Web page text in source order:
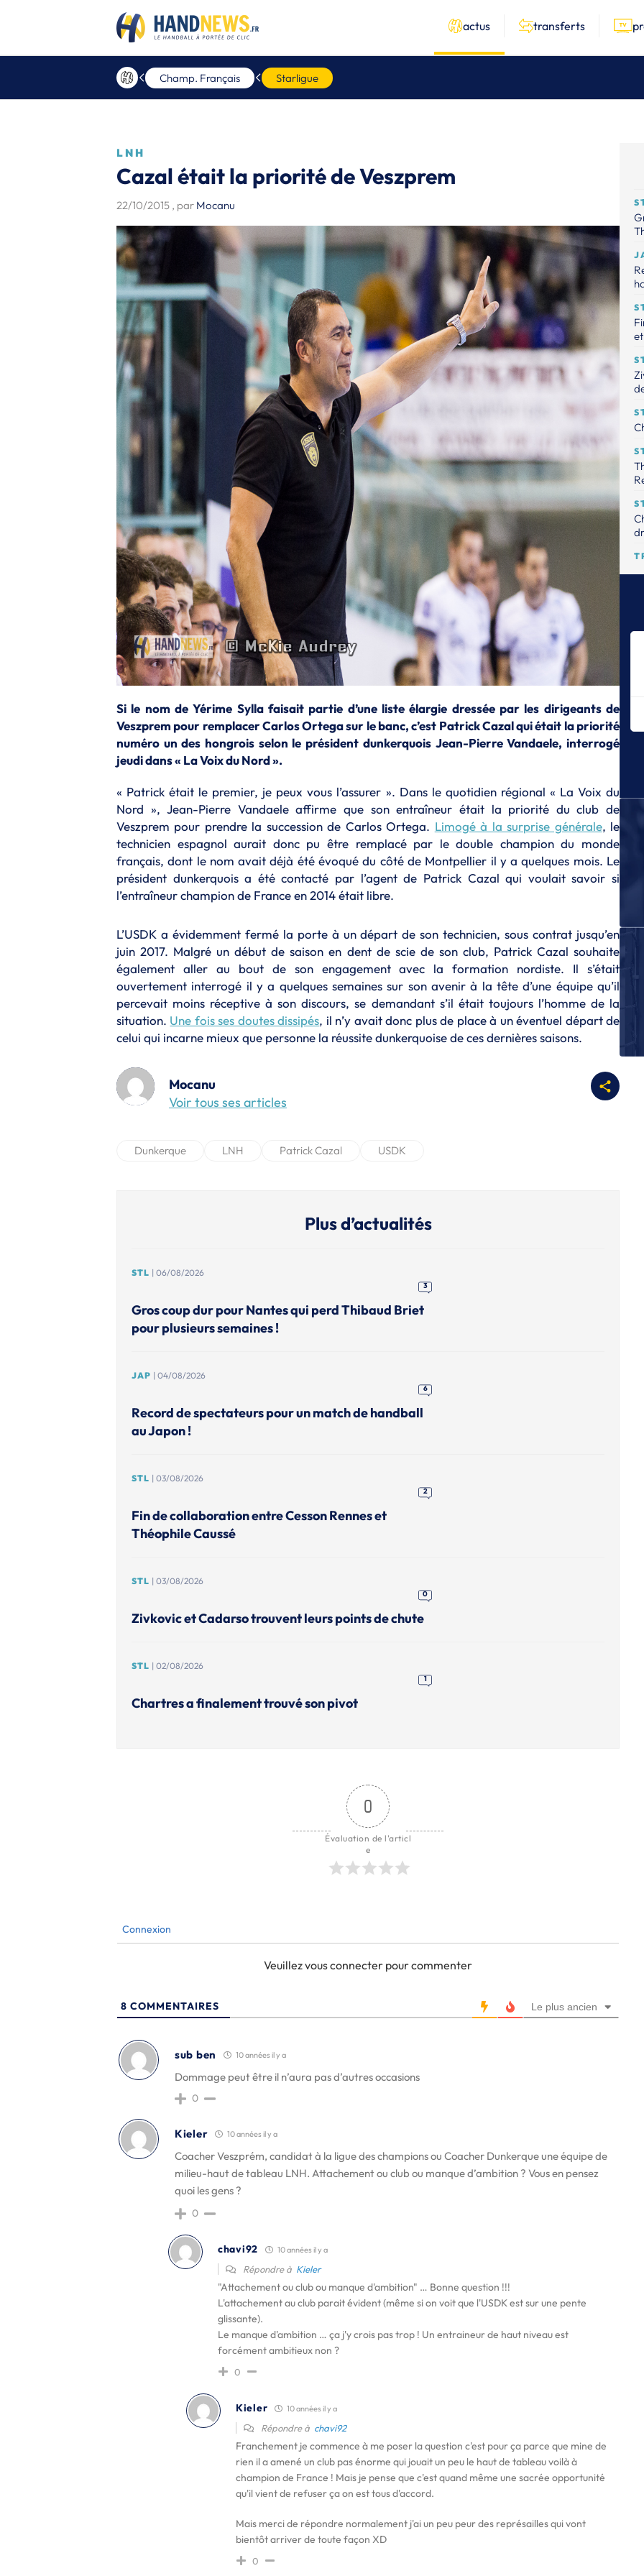
actus transferts
Champ. Français Starligue
LNH
Cazal était la priorité de Veszprem
22/10/2015 , par Mocanu
Si le nom de Yérime Sylla faisait partie d’une liste élargie dressée par les dirigeants de
Veszprem pour remplacer Carlos Ortega sur le banc, c’est Patrick Cazal qui était la priorité
numéro un des hongrois selon le président dunkerquois Jean-Pierre Vandaele, interrogé
jeudi dans « La Voix du Nord ».
« Patrick était le premier, je peux vous l’assurer ». Dans le quotidien régional « La Voix du
Nord », Jean-Pierre Vandaele affirme que son entraîneur était la priorité du club de
Veszprem pour prendre la succession de Carlos Ortega. Limogé à la surprise générale, le
technicien espagnol aurait donc pu être remplacé par le double champion du monde
français, dont le nom avait déjà été évoqué du côté de Montpellier il y a quelques mois. Le
président dunkerquois a été contacté par l’agent de Patrick Cazal qui voulait savoir si
l’entraîneur champion de France en 2014 était libre.
L’USDK a évidemment fermé la porte à un départ de son technicien, sous contrat jusqu’en
juin 2017. Malgré un début de saison en dent de scie de son club, Patrick Cazal souhaite
également aller au bout de son engagement avec la formation nordiste. Il s’était
ouvertement interrogé il y a quelques semaines sur son avenir à la tête d’une équipe qu’il
percevait moins réceptive à son discours, se demandant s’il était toujours l’homme de la
situation. Une fois ses doutes dissipés, il n’y avait donc plus de place à un éventuel départ de
celui qui incarne mieux que personne la réussite dunkerquoise de ces dernières saisons.
Mocanu
Voir tous ses articles
Dunkerque LNH Patrick Cazal USDK
Plus d’actualités
STL | 06/08/2026
3
Gros coup dur pour Nantes qui perd Thibaud Briet
pour plusieurs semaines !
JAP | 04/08/2026
6
Record de spectateurs pour un match de handball
au Japon !
STL | 03/08/2026
2
Fin de collaboration entre Cesson Rennes et
Théophile Caussé
STL | 03/08/2026
0
Zivkovic et Cadarso trouvent leurs points de chute
STL | 02/08/2026
1
Chartres a finalement trouvé son pivot
0
Évaluation de l'articl
e
Connexion
Veuillez vous connecter pour commenter
8 COMMENTAIRES Le plus ancien
sub ben 10 années il y a
Dommage peut être il n’aura pas d’autres occasions
0
Kieler 10 années il y a
Coacher Veszprém, candidat à la ligue des champions ou Coacher Dunkerque une équipe de
milieu-haut de tableau LNH. Attachement ou club ou manque d’ambition ? Vous en pensez
quoi les gens ?
0
chavi92 10 années il y a
Répondre à Kieler
"Attachement ou club ou manque d'ambition" … Bonne question !!!
L'attachement au club parait évident (même si on voit que l'USDK est sur une pente
glissante).
Le manque d'ambition … ça j'y crois pas trop ! Un entraineur de haut niveau est
forcément ambitieux non ?
0
Kieler 10 années il y a
Répondre à chavi92
Franchement je commence à me poser la question c'est pour ça parce que mine de
rien il a amené un club pas énorme qui jouait un peu le haut de tableau voilà à
champion de France ! Mais je pense que c'est quand même une sacrée opportunité
qu'il vient de refuser ça on est tous d'accord.
Mais merci de répondre normalement j'ai un peu peur des représailles qui vont
bientôt arriver de toute façon XD
0